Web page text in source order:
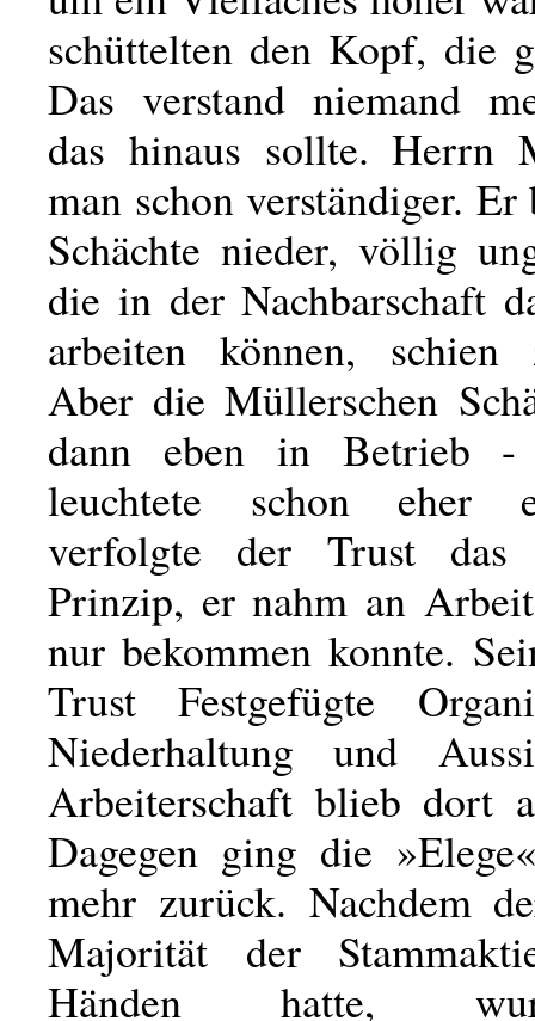
schüttelten den Kopf, die
Das verstand niemand
das hinaus sollte. Herrn
man schon verständiger.
Schächte nieder, völlig
die in der Nachbarschaft
arbeiten können, schien
Aber die Müllerschen
dann eben in Betrieb -
leuchtete schon eher
verfolgte der Trust das
Prinzip, er nahm an
nur bekommen konnte.
Trust Festgefügte
Niederhaltung und
Arbeiterschaft blieb dort
Dagegen ging die
mehr zurück. Nachdem
Majorität der
Händen hatte,